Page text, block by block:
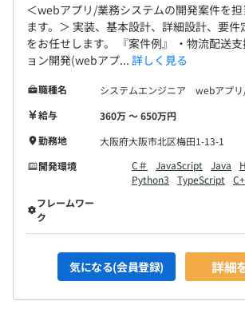
＜webアプリ/業務システムの開発案件を
ます。＞ 実装、基本設計、詳細設計、要
をお任せします。 『案件例』 ・物流配送
ョン開発(webアプ... 詳しく見る
職種名
システムエンジニア webアプリ
給与
360万 〜 650万円
勤務地
大阪府大阪市北区梅田1-13-1
開発環境
C＃ JavaScript Java
Python3
TypeScript
フレームワー
ク
気になる(会員登録) 詳細